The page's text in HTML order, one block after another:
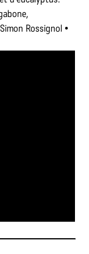
Rossignol •